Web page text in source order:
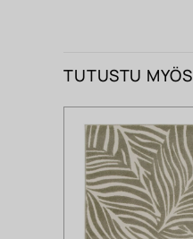
TUTUSTU MYÖS